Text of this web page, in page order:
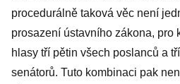
procedurálně taková věc není
prosazení ústavního zákona, pro
hlasy tří pětin všech poslanců a
senátorů. Tuto kombinaci pak